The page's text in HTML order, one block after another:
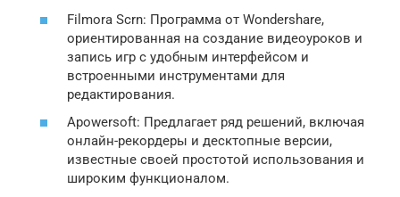
Filmora Scrn: Программа от Wondershare,
ориентированная на создание видеоуроков и
запись игр с удобным интерфейсом и
встроенными инструментами для
редактирования.
Apowersoft: Предлагает ряд решений, включая
онлайн-рекордеры и десктопные версии,
известные своей простотой использования и
широким функционалом.